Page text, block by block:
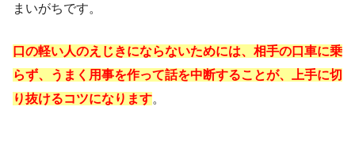
まいがちです。
口の軽い人のえじきにならないためには、相手の口車に乗
らず、うまく用事を作って話を中断することが、上手に切
り抜けるコツになります。